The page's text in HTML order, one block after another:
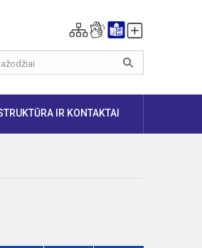
IR KONTAKTAI